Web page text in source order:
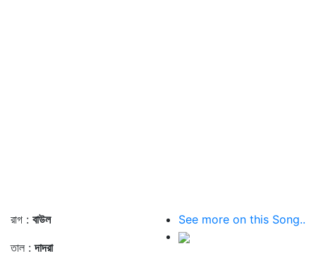
রাগ : বাউল
তাল :দাদরা
See more on this Song..